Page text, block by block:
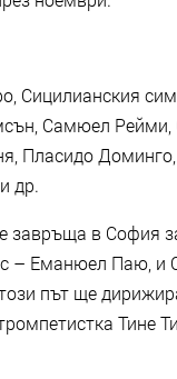
Сицилианския
Самюел
Пласидо
др.
завръща в София
– Еманюел Паю, и
път ще
Тине